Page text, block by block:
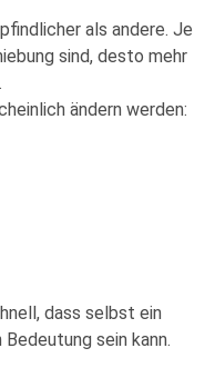
als andere. Je
sind, desto mehr
ändern werden:
dass selbst ein
sein kann.